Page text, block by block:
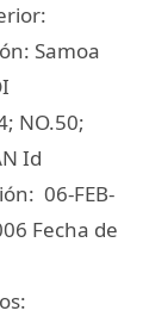
Samoa
NO.50;
Id
06-FEB-
Fecha de